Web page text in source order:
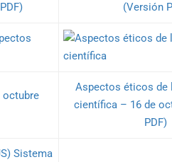
(Versión
Aspectos éticos de
científica – 16 de
PDF)